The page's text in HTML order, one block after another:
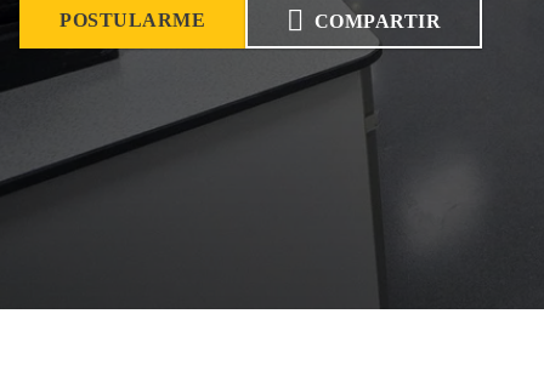
POSTULARME COMPARTIR